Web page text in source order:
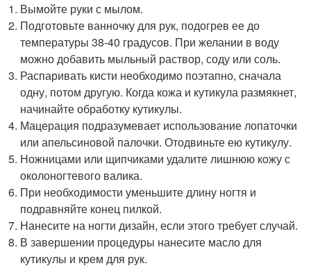
Вымойте руки с мылом.
Подготовьте ванночку для рук, подогрев ее до
температуры 38-40 градусов. При желании в воду
можно добавить мыльный раствор, соду или соль.
Распаривать кисти необходимо поэтапно, сначала
одну, потом другую. Когда кожа и кутикула размякнет,
начинайте обработку кутикулы.
Мацерация подразумевает использование лопаточки
или апельсиновой палочки. Отодвиньте ею кутикулу.
Ножницами или щипчиками удалите лишнюю кожу с
околоногтевого валика.
При необходимости уменьшите длину ногтя и
подравняйте конец пилкой.
Нанесите на ногти дизайн, если этого требует случай.
В завершении процедуры нанесите масло для
кутикулы и крем для рук.